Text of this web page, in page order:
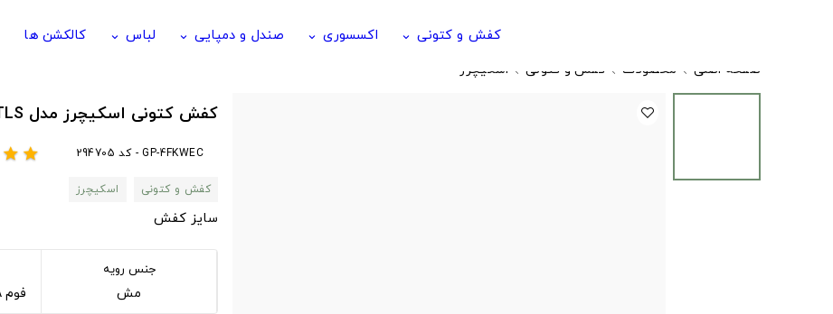
کفش و کتونی keyboard_arrow_down اکسسوری keyboard_arrow_down صندل و دمپایی keyboard_arrow_down لباس keyboard_arrow_down کالکشن ها
صفحه اصلی محصولات کفش و کتونی اسکیچرز
کفش کتونی اسکیچرز مدل TLS طوسی
GP-4FKWEC - کد 294705 star
star
کفش و کتونی
اسکیچرز
سایز کفش
جنس رویه
مش فوم EVA با روکش پارچه‌ای